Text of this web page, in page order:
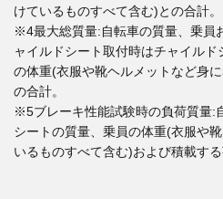
けているものすべて含む)との合計。
※4最大総質量:自転車の質量、乗員
ャイルドシート取付時はチャイル
の体重(衣服や靴ヘルメットなど身
の合計。
※5ブレーキ性能試験時の負荷質量:
シートの質量、乗員の体重(衣服や
いるものすべて含む)および積載する